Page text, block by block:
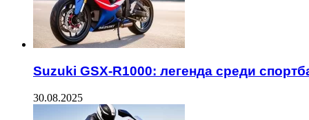
Suzuki GSX-R1000: легенда среди
30.08.2025